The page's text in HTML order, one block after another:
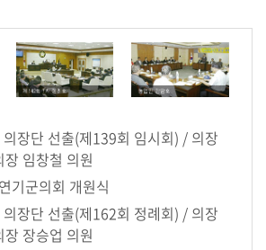
의장단 선출(제139회 임시회) / 의장
임창철 의원
기군의회 개원식
의장단 선출(제162회 정례회) / 의장
장승업 의원